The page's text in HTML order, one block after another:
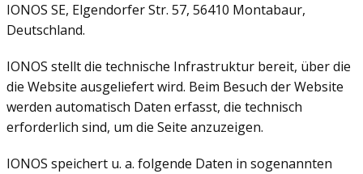
IONOS SE, Elgendorfer Str. 57, 56410 Montabaur,
Deutschland.
IONOS stellt die technische Infrastruktur bereit, über die
die Website ausgeliefert wird. Beim Besuch der Website
werden automatisch Daten erfasst, die technisch
erforderlich sind, um die Seite anzuzeigen.
IONOS speichert u. a. folgende Daten in sogenannten